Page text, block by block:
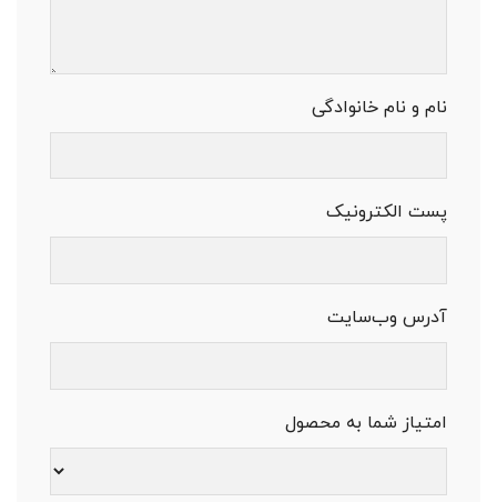
نام و نام خانوادگی
پست الکترونیک
آدرس وب‌سایت
امتیاز شما به محصول